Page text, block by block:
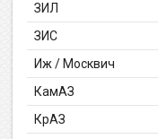
ЗИЛ
ЗИС
Иж / Москвич
КамАЗ
КрАЗ